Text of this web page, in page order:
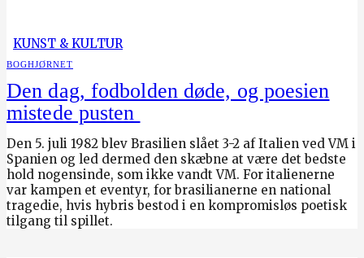
KUNST & KULTUR
BOGHJØRNET
Den dag, fodbolden døde, og poesien
mistede pusten
Den 5. juli 1982 blev Brasilien slået 3-2 af Italien ved VM i
Spanien og led dermed den skæbne at være det bedste
hold nogensinde, som ikke vandt VM. For italienerne
var kampen et eventyr, for brasilianerne en national
tragedie, hvis hybris bestod i en kompromisløs poetisk
tilgang til spillet.